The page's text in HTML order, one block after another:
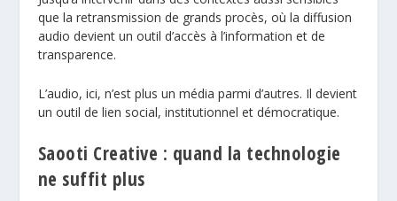
que la retransmission de grands procès, où la diffusion
audio devient un outil d’accès à l’information et de
transparence.
L’audio, ici, n’est plus un média parmi d’autres. Il devient
un outil de lien social, institutionnel et démocratique.
Saooti Creative : quand la technologie
ne suffit plus